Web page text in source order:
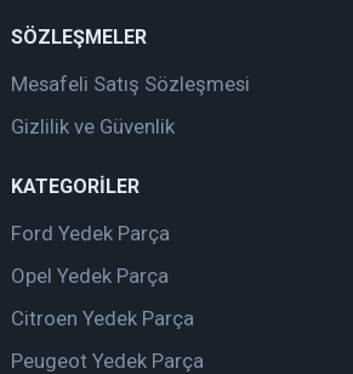
SÖZLEŞMELER
Mesafeli Satış Sözleşmesi
Gizlilik ve Güvenlik
KATEGORİLER
Ford Yedek Parça
Opel Yedek Parça
Citroen Yedek Parça
Peugeot Yedek Parça